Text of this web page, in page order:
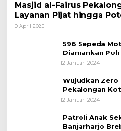
Masjid al-Fairus
Layanan Pijat hingga
bagi Pemudik Lebaran
9 April 2025
596 Sepeda
Diamankan
12 Januari 2024
Wujudkan Zero
Pekalongan
Kepada Pelajar
12 Januari 2024
Patroli Anak
Banjarharjo